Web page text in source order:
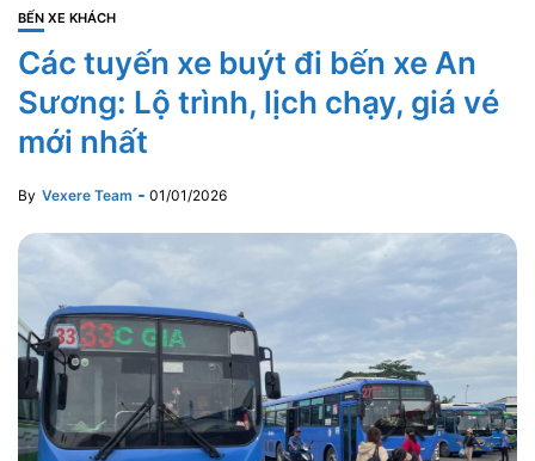
BẾN XE KHÁCH
Các tuyến xe buýt đi bến xe An
Sương: Lộ trình, lịch chạy, giá vé
mới nhất
By Vexere Team 01/01/2026